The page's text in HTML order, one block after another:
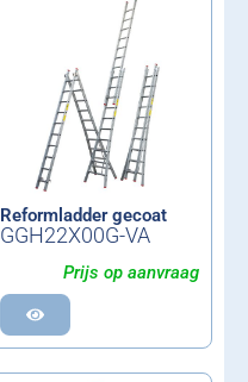
Reformladder gecoat
GGH22X00G-VA
Prijs op aanvraag